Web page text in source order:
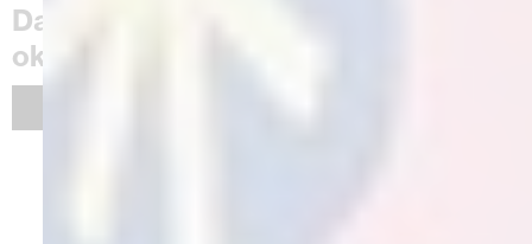
Daha fazla Spark Moment hikayesi
okuyun